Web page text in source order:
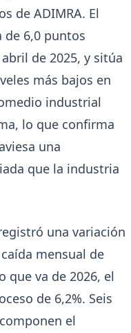
valores de abril:
2026-08-04
llega el
del legado
de ADIMRA. El
6,0 puntos
de 2025, y sitúa
más bajos en
industrial
lo que confirma
una
que la industria
una variación
mensual de
que va de 2026, el
de 6,2%. Seis
el